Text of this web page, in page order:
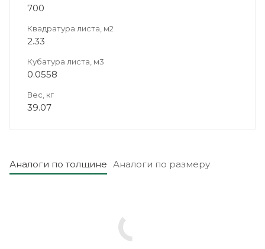
700
Квадратура листа, м2
2.33
Кубатура листа, м3
0.0558
Вес, кг
39.07
Аналоги по толщине Аналоги по размеру